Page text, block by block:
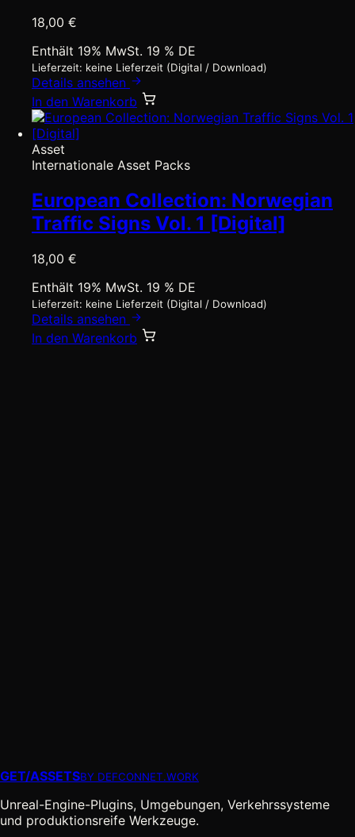
18,00 €
Enthält 19% MwSt. 19 % DE
Lieferzeit: keine Lieferzeit (Digital / Download)
Details ansehen
In den Warenkorb
Asset
Internationale Asset Packs
European Collection: Norwegian
Traffic Signs Vol. 1 [Digital]
18,00 €
Enthält 19% MwSt. 19 % DE
Lieferzeit: keine Lieferzeit (Digital / Download)
Details ansehen
In den Warenkorb
GET/ASSETSBY DEFCONNET.WORK
Unreal-Engine-Plugins, Umgebungen, Verkehrssysteme
und produktionsreife Werkzeuge.